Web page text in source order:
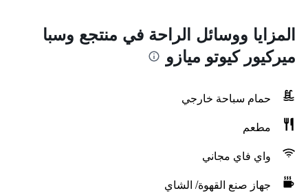
المزايا ووسائل الراحة في منتجع وسبا
ميركيور كيوتو ميازو
حمام سباحة خارجي
مطعم
واي فاي مجاني
جهاز صنع القهوة/ الشاي